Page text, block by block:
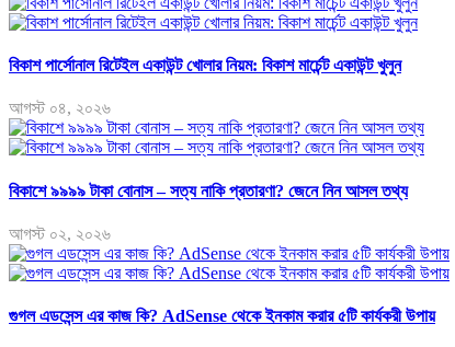
বিকাশ পার্সোনাল রিটেইল একাউন্ট খোলার নিয়ম: বিকাশ মার্চেন্ট একাউন্ট খুলুন
আগস্ট ০৪, ২০২৬
বিকাশে ৯৯৯৯ টাকা বোনাস – সত্য নাকি প্রতারণা? জেনে নিন আসল তথ্য
আগস্ট ০২, ২০২৬
গুগল এডসেন্স এর কাজ কি? AdSense থেকে ইনকাম করার ৫টি কার্যকরী উপায়